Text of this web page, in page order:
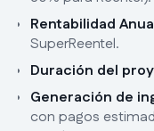
Rentabilidad
SuperReentel.
Duración del
Generación de
con pagos